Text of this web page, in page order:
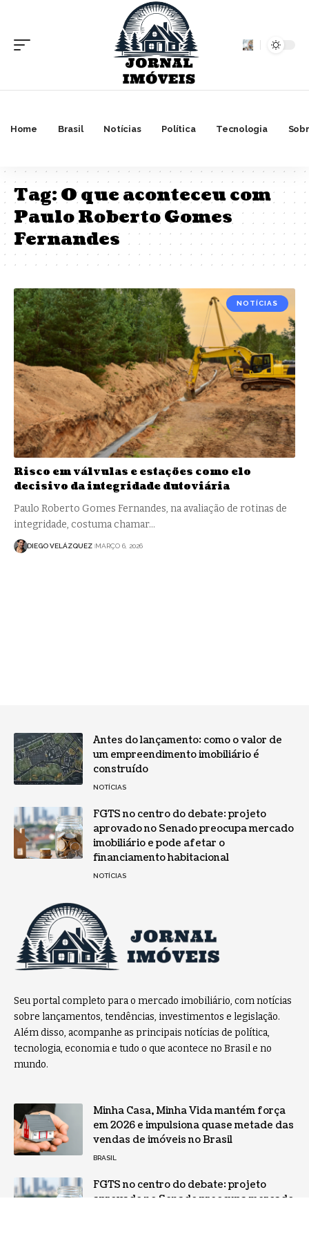
Home Brasil Notícias Política Tecnologia
Tag:O que aconteceu com
Paulo Roberto Gomes
Fernandes
NOTÍCIAS
Risco em válvulas e estações como elo
decisivo da integridade dutoviária
Paulo Roberto Gomes Fernandes, na avaliação de rotinas de
integridade, costuma chamar…
DIEGO VELÁZQUEZ MARÇO 6, 2026
Antes do lançamento: como o valor de
um empreendimento imobiliário é
construído
NOTÍCIAS
FGTS no centro do debate: projeto
aprovado no Senado preocupa mercado
imobiliário e pode afetar o
financiamento habitacional
NOTÍCIAS
Seu portal completo para o mercado imobiliário, com notícias
sobre lançamentos, tendências, investimentos e legislação.
Além disso, acompanhe as principais notícias de política,
tecnologia, economia e tudo o que acontece no Brasil e no
mundo.
Minha Casa, Minha Vida mantém força
em 2026 e impulsiona quase metade das
vendas de imóveis no Brasil
BRASIL
FGTS no centro do debate: projeto
aprovado no Senado preocupa mercado